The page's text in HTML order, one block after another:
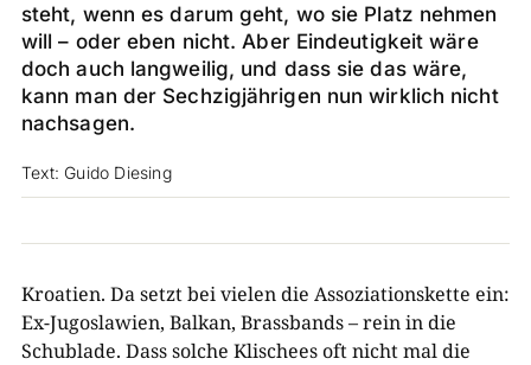
steht, wenn es darum geht, wo sie Platz nehmen
will – oder eben nicht. Aber Eindeutigkeit wäre
doch auch langweilig, und dass sie das wäre,
kann man der Sechzigjährigen nun wirklich nicht
nachsagen.
Text: Guido Diesing
Kroatien. Da setzt bei vielen die Assoziationskette ein:
Ex-Jugoslawien, Balkan, Brassbands – rein in die
Schublade. Dass solche Klischees oft nicht mal die